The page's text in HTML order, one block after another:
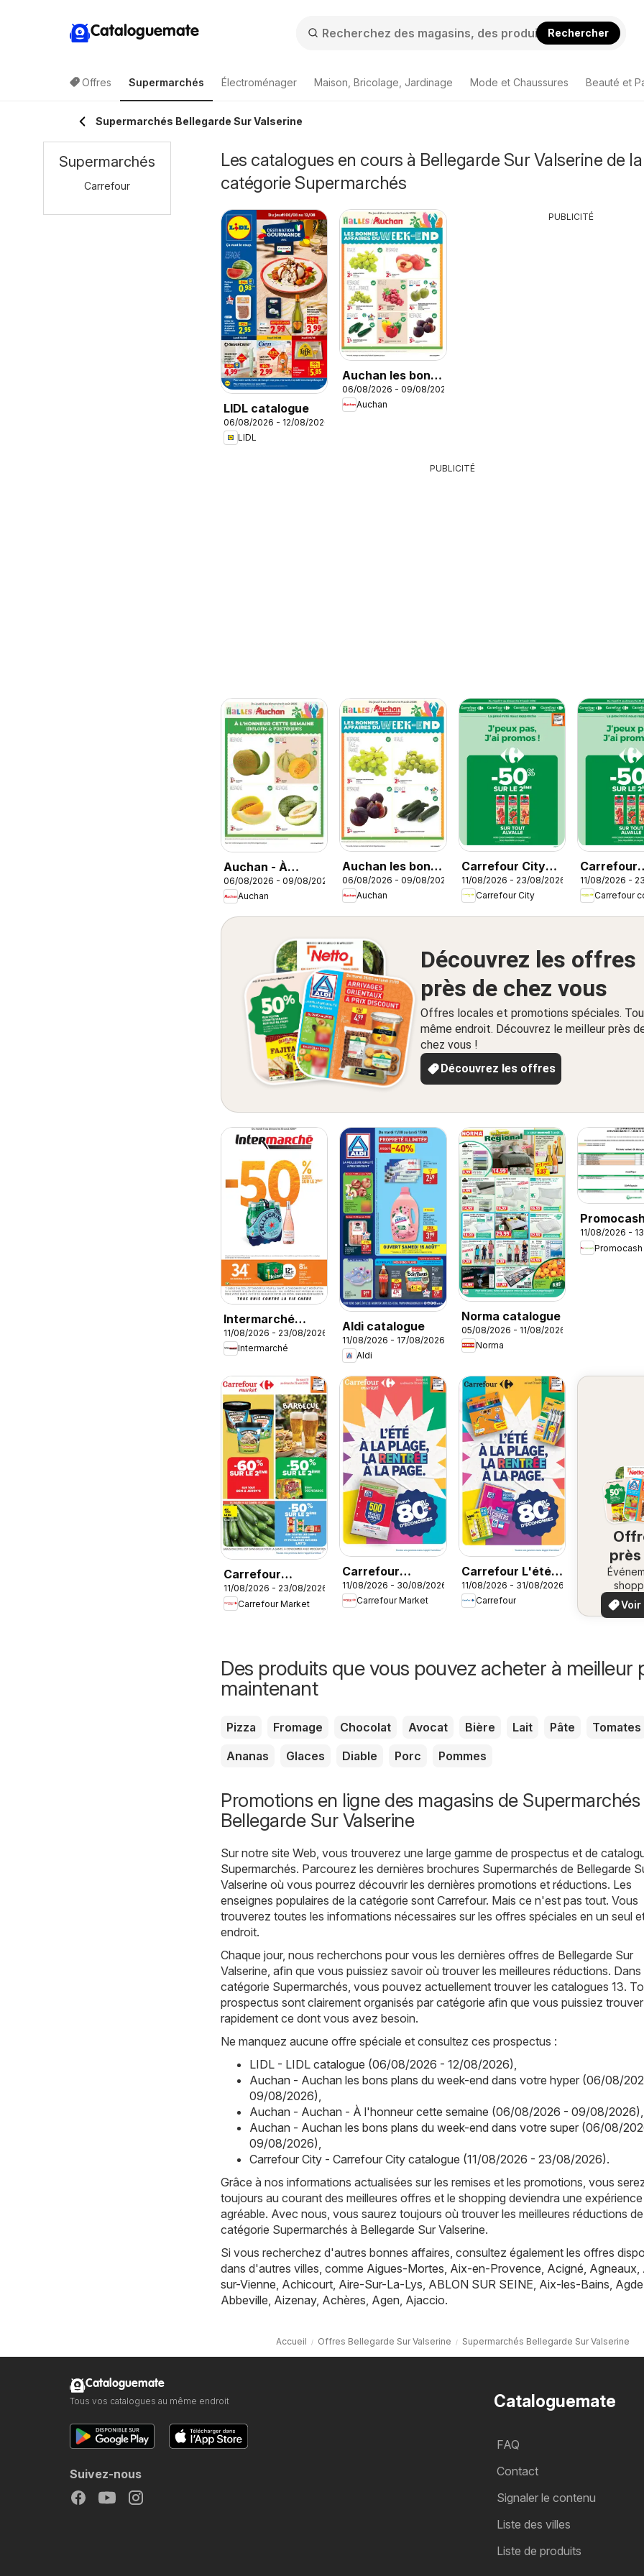
Cataloguemate Rechercher
Offres Supermarchés Électroménager Maison, Bricolage, Jardinage Mode et Chaussures Beauté et
Supermarchés Bellegarde Sur Valserine
Les catalogues en cours à Bellegarde Sur Valserine de la
catégorie Supermarchés
LIDL catalogue
06/08/2026 - 12/08/2026
LIDL
Auchan les bons
plans du week-
end dans votre
06/08/2026 - 09/08/2026
Auchan
PUBLICITÉ
PUBLICITÉ
Auchan - À
l'honneur cette
semaine
06/08/2026 - 09/08/2026
Auchan
Auchan les bons
plans du week-
end dans votre
super
06/08/2026 - 09/08/2026
Auchan
Carrefour City
catalogue
11/08/2026 - 23/08/2026
Carrefour City
Carrefour
contact
catalogue
11/08/2026 -
Carrefour
Découvrez les offres
près de chez vous
Offres locales et promotions spéciales.
même endroit. Découvrez le meilleur près
chez vous !
Découvrez les offres
Intermarché
catalogue
11/08/2026 - 23/08/2026
Intermarché
Aldi catalogue
11/08/2026 - 17/08/2026
Aldi
Norma catalogue
05/08/2026 - 11/08/2026
Norma
Promocash
Marée
11/08/2026 -
Promocash
Carrefour
Market Barbecue
11/08/2026 - 23/08/2026
Carrefour Market
Carrefour
Market Rentrée
des classes 3
11/08/2026 - 30/08/2026
Carrefour Market
Carrefour L'été à
la plage, la
rentrée à la page
11/08/2026 - 31/08/2026
Carrefour
près
locaux
Voir
Des produits que vous pouvez acheter à meilleur
maintenant
Pizza Fromage Chocolat Avocat Bière Lait Pâte
Tomates
Ananas
Glaces Diable Porc Pommes
Promotions en ligne des magasins de Supermarchés
Bellegarde Sur Valserine
Sur notre site Web, vous trouverez une large gamme de prospectus et de
Supermarchés. Parcourez les dernières brochures Supermarchés de Bellegarde
Valserine où vous pourrez découvrir les dernières promotions et réductions. Les
enseignes populaires de la catégorie sont Carrefour. Mais ce n'est pas tout. Vous
trouverez toutes les informations nécessaires sur les offres spéciales en un seul
endroit.
Chaque jour, nous recherchons pour vous les dernières offres de Bellegarde Sur
Valserine, afin que vous puissiez savoir où trouver les meilleures réductions. Dans
catégorie Supermarchés, vous pouvez actuellement trouver les catalogues 13.
prospectus sont clairement organisés par catégorie afin que vous puissiez trouver
rapidement ce dont vous avez besoin.
Ne manquez aucune offre spéciale et consultez ces prospectus :
LIDL - LIDL catalogue (06/08/2026 - 12/08/2026),
Auchan - Auchan les bons plans du week-end dans votre hyper (06/08/
09/08/2026),
Auchan - Auchan - À l'honneur cette semaine (06/08/2026 - 09/08/2026),
Auchan - Auchan les bons plans du week-end dans votre super (06/08/
09/08/2026),
Carrefour City - Carrefour City catalogue (11/08/2026 - 23/08/2026).
Grâce à nos informations actualisées sur les remises et les promotions, vous
toujours au courant des meilleures offres et le shopping deviendra une expérience
agréable. Avec nous, vous saurez toujours où trouver les meilleures réductions
catégorie Supermarchés à Bellegarde Sur Valserine.
Si vous recherchez d'autres bonnes affaires, consultez également les offres
dans d'autres villes, comme Aigues-Mortes, Aix-en-Provence, Acigné, Agneaux,
sur-Vienne, Achicourt, Aire-Sur-La-Lys, ABLON SUR SEINE, Aix-les-Bains, Agde
Abbeville, Aizenay, Achères, Agen, Ajaccio.
Accueil Offres Bellegarde Sur Valserine Supermarchés Bellegarde Sur Valserine
Supermarchés
Carrefour
Cataloguemate
FAQ
Contact
Signaler le contenu
Liste des villes
Liste de produits
Cataloguemate
Tous vos catalogues au même endroit
Suivez-nous